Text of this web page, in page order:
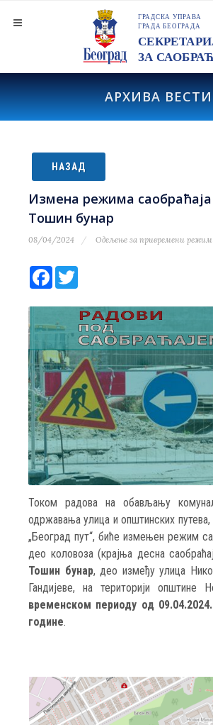
АРХИВА ВЕСТИ
НАЗАД
Измена режима саобраћаја
Тошин бунар
08/04/2024 Одељење за привремени режим
Facebook
Током радова на обављању
одржавања улица и општинских
„Београд пут“, биће измењен режим
део коловоза (крајња десна
Тошин бунар, део између улица
Гандијеве, на територији општине
временском периоду од
године.